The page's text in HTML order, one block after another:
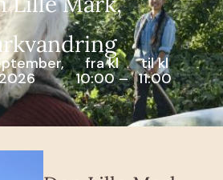
fra kl
10:00 –
til kl
11:00